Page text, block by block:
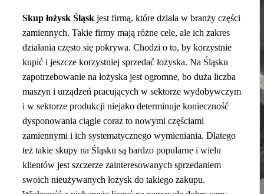
Skup łożysk Śląskjest firmą, które działa w branży części
zamiennych. Takie firmy mają różne cele, ale ich zakres
działania często się pokrywa. Chodzi o to, by korzystnie
kupić i jeszcze korzystniej sprzedać łożyska. Na Śląsku
zapotrzebowanie na łożyska jest ogromne, bo duża liczba
maszyn i urządzeń pracujących w sektorze wydobywczym
i w sektorze produkcji niejako determinuje konieczność
dysponowania ciągle coraz to nowymi częściami
zamiennymi i ich systematycznego wymieniania. Dlatego
też takie skupy na Śląsku są bardzo popularne i wielu
klientów jest szczerze zainteresowanych sprzedaniem
swoich nieużywanych łożysk do takiego zakupu.